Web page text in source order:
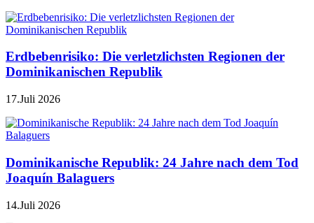
Erdbebenrisiko: Die verletzlichsten Regionen der
Dominikanischen Republik
17.Juli 2026
Dominikanische Republik: 24 Jahre nach dem Tod
Joaquín Balaguers
14.Juli 2026